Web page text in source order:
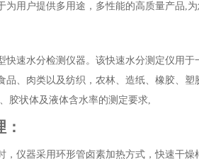
为用户提供多用途，多性能的高质量产品,
快速水分检测仪器。该快速水分测定仪用
品、肉类以及纺织，农林、造纸、橡胶、
胶状体及液体含水率的测定要求,
，仪器采用环形管卤素加热方式，快速干